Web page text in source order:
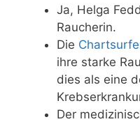
Ja, Helga
Raucherin.
Die
ihre starke
dies als eine
Der